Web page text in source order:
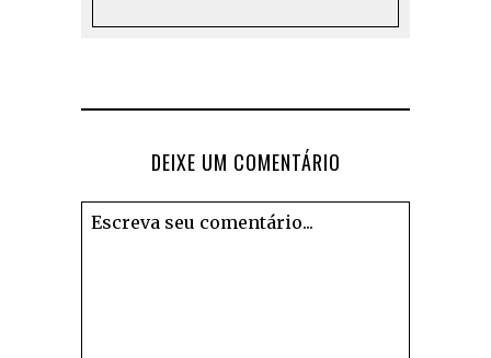
DEIXE UM COMENTÁRIO